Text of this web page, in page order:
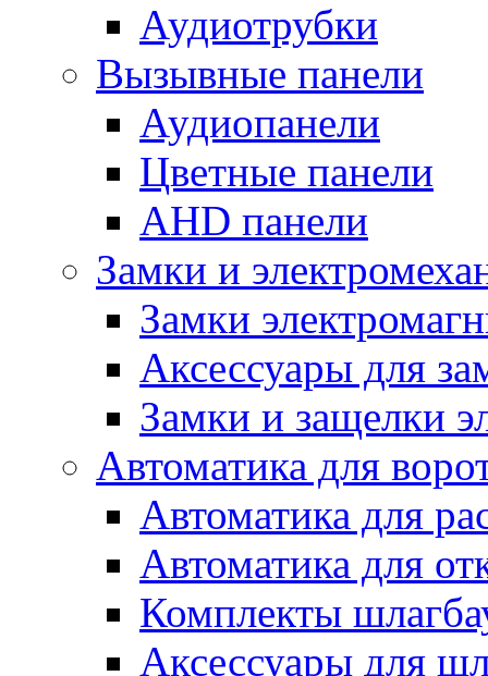
Аудиотрубки
Вызывные панели
Аудиопанели
Цветные панели
AHD панели
Замки и
Замки
Аксессуары для
Замки и защелки
Автоматика для
Автоматика для
Автоматика для
Комплекты
Аксессуары для